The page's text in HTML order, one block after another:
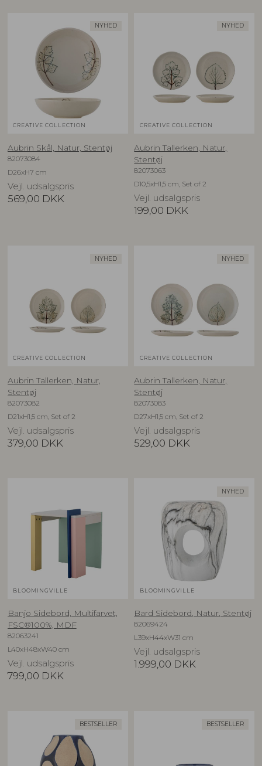
NYHED
CREATIVE COLLECTION
Aubrin Skål, Natur, Stentøj
82073084
D26xH7 cm
Vejl. udsalgspris
569,00 DKK
NYHED
CREATIVE COLLECTION
Aubrin Tallerken, Natur,
Stentøj
82073063
D10,5xH1,5 cm, Set of 2
Vejl. udsalgspris
199,00 DKK
NYHED
CREATIVE COLLECTION
Aubrin Tallerken, Natur,
Stentøj
82073082
D21xH1,5 cm, Set of 2
Vejl. udsalgspris
379,00 DKK
NYHED
CREATIVE COLLECTION
Aubrin Tallerken, Natur,
Stentøj
82073083
D27xH1,5 cm, Set of 2
Vejl. udsalgspris
529,00 DKK
BLOOMINGVILLE
Banjo Sidebord, Multifarvet,
FSC®100%, MDF
82063241
L40xH48xW40 cm
Vejl. udsalgspris
799,00 DKK
NYHED
BLOOMINGVILLE
Bard Sidebord, Natur, Stentøj
82069424
L39xH44xW31 cm
Vejl. udsalgspris
1.999,00 DKK
BESTSELLER BESTSELLER